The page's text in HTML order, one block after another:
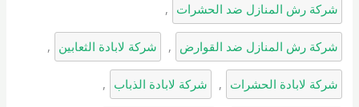
شركة رش المنازل ضد الحشرات ,
شركة رش المنازل ضد القوارض , شركة لابادة الثعابين ,
شركة لابادة الحشرات , شركة لابادة الذباب ,